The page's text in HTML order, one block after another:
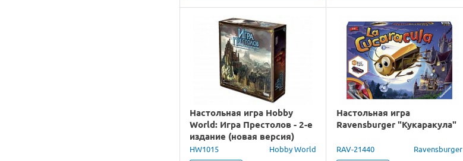
Настольная игра Hobby
World: Игра Престолов - 2-е
издание (новая версия)
HW1015 Hobby World
Настольная игра
Ravensburger "Кукаракула"
RAV-21440 Ravensburger